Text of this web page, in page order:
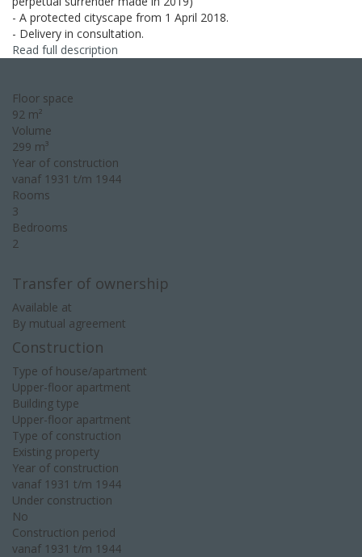
- A protected cityscape from 1 April 2018.
- Delivery in consultation.
Read full description
Floor space
92 m²
Volume
299 m³
Year of construction
vanaf 1931 t/m 1944
Rooms
3
Bedrooms
2
Transfer of ownership
Available at
By mutual agreement
Construction
Type of house/apartment
Upper-floor apartment
Building type
Upper-floor apartment
Type of construction
Existing property
Year of construction
vanaf 1931 t/m 1944
Under construction
No
Construction period
vanaf 1931 t/m 1944